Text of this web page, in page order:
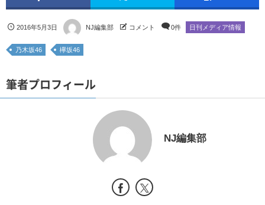
2016年5月3日 NJ編集部 コメント 0件 日刊メディア情報
乃木坂46 欅坂46
筆者プロフィール
NJ編集部